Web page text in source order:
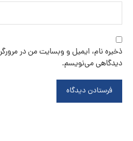
ذخیره نام، ایمیل و وبسایت من در مرورگر
دیدگاهی می‌نویسم.
فرستادن دیدگاه